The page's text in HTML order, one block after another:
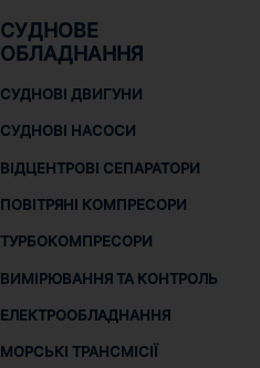
СУДНОВЕ
ОБЛАДНАННЯ
СУДНОВІ ДВИГУНИ
СУДНОВІ НАСОСИ
ВІДЦЕНТРОВІ СЕПАРАТОРИ
ПОВІТРЯНІ КОМПРЕСОРИ
ТУРБОКОМПРЕСОРИ
ВИМІРЮВАННЯ ТА КОНТРОЛЬ
ЕЛЕКТРООБЛАДНАННЯ
МОРСЬКІ ТРАНСМІСІЇ